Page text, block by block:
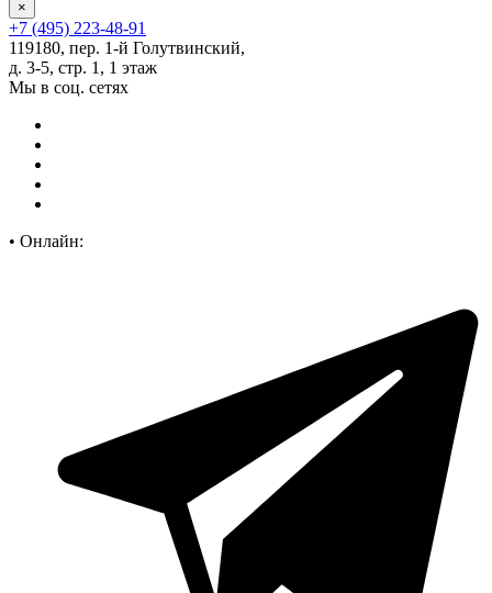
×
+7 (495) 223-48-91
119180, пер. 1-й Голутвинский,
д. 3-5, стр. 1, 1 этаж
Мы в соц. сетях
• Онлайн: